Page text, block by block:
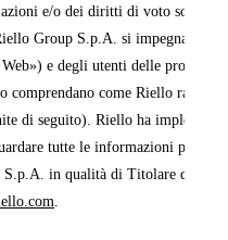
e/o dei diritti di voto sono
Group S.p.A. si impegnano a
e degli utenti delle proprie
comprendano come Riello
di seguito). Riello ha
tutte le informazioni
S.p.A. in qualità di Titolare del